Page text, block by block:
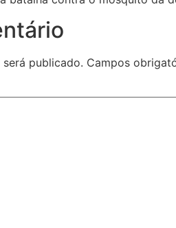
publicado. Campos